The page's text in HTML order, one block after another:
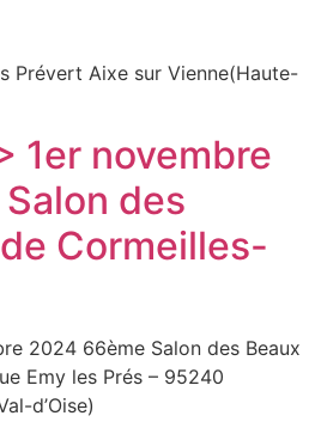
Prévert Aixe sur Vienne(Haute-
1er novembre
des
Cormeilles-
2024 66ème Salon des Beaux
Emy les Prés – 95240
d’Oise)